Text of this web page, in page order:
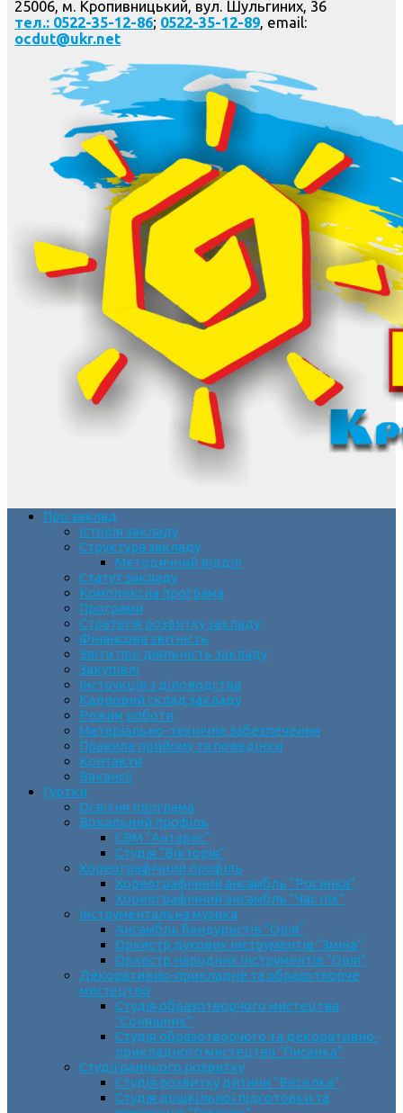
25006, м. Кропивницький, вул. Шульгиних, 36
тел.: 0522-35-12-86; 0522-35-12-89, email:
ocdut@ukr.net
Про заклад
Історія закладу
Структура закладу
Методичний відділ
Статут закладу
Комплексна програма
Програми
Стратегія розвитку закладу
Фінансова звітність
Звіти про діяльність закладу
Закупівлі
Інструкція з діловодства
Кадровий склад закладу
Режим роботи
Матеріально-технічне забезпечення
Правила прийому та поведінки
Контакти
Вакансії
Гуртки
Освітня програма
Вокальний профіль
СВМ “Антарес”
Студія “Вікторія”
Хореографічний профіль
Хореографічний ансамбль “Росинка”
Хореографічний ансамбль “Час пік”
Інструментальна музика
Ансамбль бандуристів “Орія”
Оркестр духових інструментів “Зміна”
Оркестр народних інструментів “Орія”
Декоративно-прикладне та образотворче
мистецтво
Cтудія образотворчого мистецтва
“Соняшник”
Студія образотворчого та декоративно-
прикладного мистецтва “Писанка”
Студії раннього розвитку
Студія розвитку дитини “Веселка”
Студія дошкільної підготовки та